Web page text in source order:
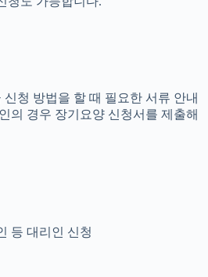
청 방법을 할 때 필요한 서류 안내
의 경우 장기요양 신청서를 제출해
등 대리인 신청